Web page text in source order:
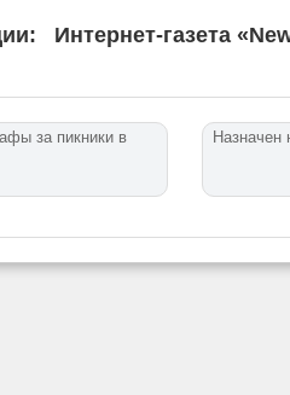
Интернет-газета
за пикники в
Назначен